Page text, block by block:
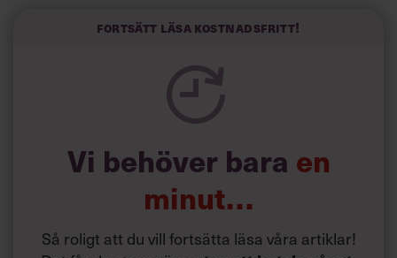
kortfattat slarviga vd-stilen.
Fortsätt läsa kostnadsfritt!
Vi behöver bara en
minut…
Så roligt att du vill fortsätta läsa våra artiklar!